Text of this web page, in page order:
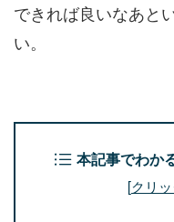
できれば良いなあと
い。
本記事でわか
[クリ